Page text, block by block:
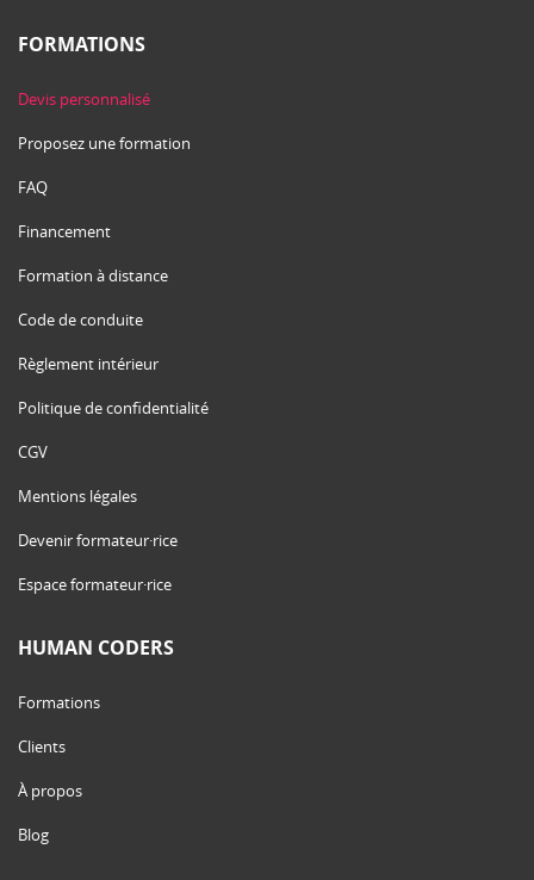
FORMATIONS
Devis personnalisé
Proposez une formation
FAQ
Financement
Formation à distance
Code de conduite
Règlement intérieur
Politique de confidentialité
CGV
Mentions légales
Devenir formateur·rice
Espace formateur·rice
HUMAN CODERS
Formations
Clients
À propos
Blog